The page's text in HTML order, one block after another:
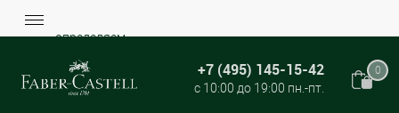
определяем...
+7 (495) 145-15-42
с 10:00 до 19:00 пн.-пт.
0